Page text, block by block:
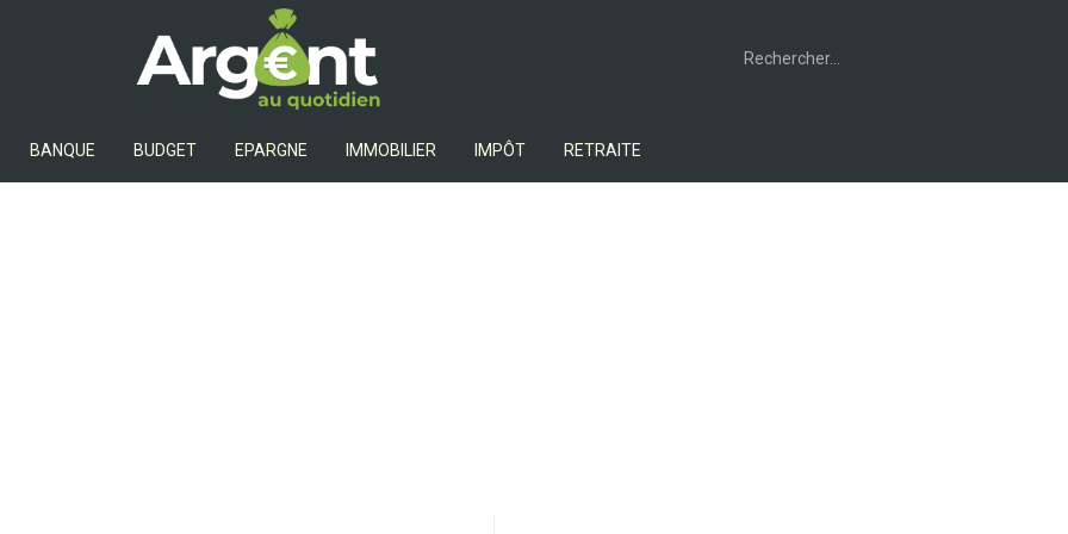
Argent Au Quotidien
Rechercher :
BANQUE BUDGET EPARGNE IMMOBILIER IMPÔT RETRAITE